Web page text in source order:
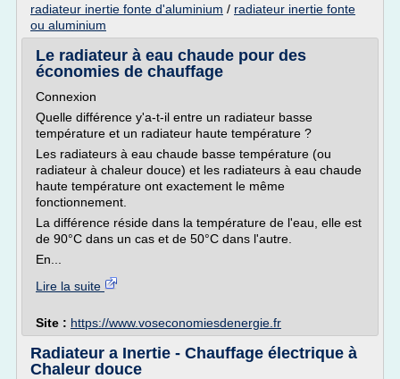
radiateur inertie fonte d'aluminium / radiateur inertie fonte
ou aluminium
Le radiateur à eau chaude pour des
économies de chauffage
Connexion
Quelle différence y'a-t-il entre un radiateur basse
température et un radiateur haute température ?
Les radiateurs à eau chaude basse température (ou
radiateur à chaleur douce) et les radiateurs à eau chaude
haute température ont exactement le même
fonctionnement.
La différence réside dans la température de l'eau, elle est
de 90°C dans un cas et de 50°C dans l'autre.
En...
Lire la suite
Site : https://www.voseconomiesdenergie.fr
Radiateur a Inertie - Chauffage électrique à
Chaleur douce